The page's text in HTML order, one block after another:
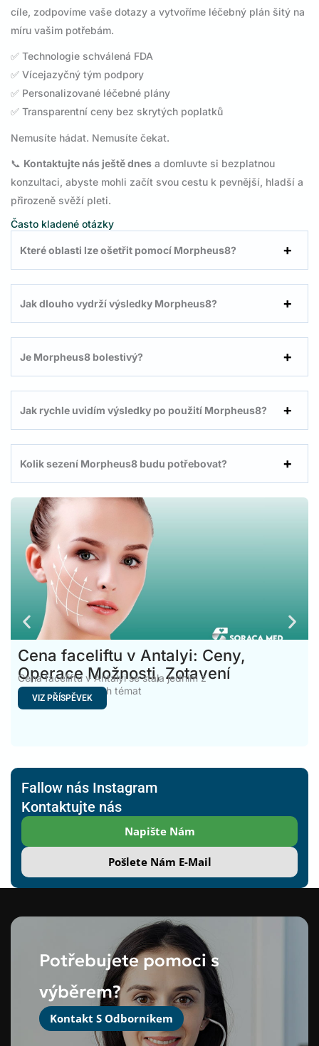
cíle, zodpovíme vaše dotazy a vytvoříme léčebný plán šitý na
míru vašim potřebám.
✅ Technologie schválená FDA
✅ Vícejazyčný tým podpory
✅ Personalizované léčebné plány
✅ Transparentní ceny bez skrytých poplatků
Nemusíte hádat. Nemusíte čekat.
📞 Kontaktujte nás ještě dnes a domluvte si bezplatnou
konzultaci, abyste mohli začít svou cestu k pevnější, hladší a
přirozeně svěží pleti.
Často kladené otázky
Které oblasti lze ošetřit pomocí Morpheus8?
Jak dlouho vydrží výsledky Morpheus8?
Je Morpheus8 bolestivý?
Jak rychle uvidím výsledky po použití Morpheus8?
Kolik sezení Morpheus8 budu potřebovat?
Cena faceliftu v Antalyi: Ceny,
Operace Možnosti, Zotavení
Cena faceliftu v Antalyi se stala jedním z
nejvyhledávanějších témat
VIZ PŘÍSPĚVEK
Fallow nás Instagram
Kontaktujte nás
Napište Nám
Pošlete Nám E-Mail
Potřebujete pomoci s
výběrem?
Kontakt S Odborníkem